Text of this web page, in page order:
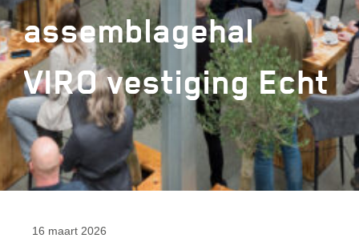
assemblagehal
VIRO vestiging Echt
16 maart 2026